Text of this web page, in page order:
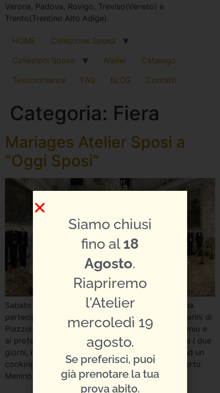
Verona, Padova, Rovigo, Treviso(Veneto) e
Trento(Trentino Alto Adige).
HOME
Collezione Sposa
Collezioni Sposo
Atelier
Catalogo
Testimonianze
FAQ BLOG Contatti
Categoria: Fiera
Mariages Atelier Sposi a
“Oggi Sposi”
Sabato 22 e Domenica 23 Settembre, Mariages ha
partecipato, nella bellissima cornice di Villa Contarini di
Piazzola sul Brenta, alla fiera dedicata al matrimonio e
ai professionisti del settore: “Sposi Oggi”. Durante i due
giorni, ricchi di grandi eventi, abbiamo assistito ad un
cooking show tenuto da il Simone Scipioni e Alberto
Menino, il primo […]
Siamo chiusi
fino al18
Agosto.
Riapriremo
l'Atelier
mercoledì 19
agosto.
Se preferisci, puoi
già prenotare la tua
prova abito.